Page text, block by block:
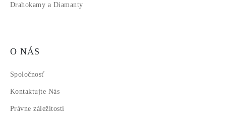
Drahokamy a Diamanty
O NÁS
Spoločnosť
Kontaktujte Nás
Právne záležitosti